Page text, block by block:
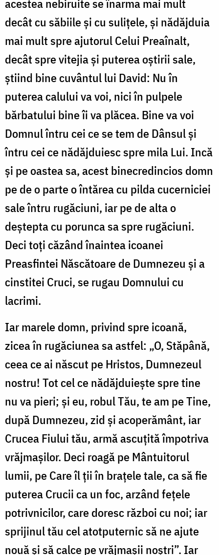
acestea nebiruite se înarma mai mult
decât cu săbiile și cu sulițele, și nădăjduia
mai mult spre ajutorul Celui Preaînalt,
decât spre vitejia și puterea oștirii sale,
știind bine cuvântul lui David: Nu în
puterea calului va voi, nici în pulpele
bărbatului bine îi va plăcea. Bine va voi
Domnul întru cei ce se tem de Dânsul și
întru cei ce nădăjduiesc spre mila Lui. Incă
și pe oastea sa, acest binecredincios domn
pe de o parte o întărea cu pilda cucerniciei
sale întru rugăciuni, iar pe de alta o
deștepta cu porunca sa spre rugăciuni.
Deci toți căzând înaintea icoanei
Preasfintei Născătoare de Dumnezeu și a
cinstitei Cruci, se rugau Domnului cu
lacrimi.
Iar marele domn, privind spre icoană,
zicea în rugăciunea sa astfel: „O, Stăpână,
ceea ce ai născut pe Hristos, Dumnezeul
nostru! Tot cel ce nădăjduiește spre tine
nu va pieri; și eu, robul Tău, te am pe Tine,
după Dumnezeu, zid și acoperământ, iar
Crucea Fiului tău, armă ascuțită împotriva
vrăjmașilor. Deci roagă pe Mântuitorul
lumii, pe Care îl ții în brațele tale, ca să fie
puterea Crucii ca un foc, arzând fețele
potrivnicilor, care doresc război cu noi; iar
sprijinul tău cel atotputernic să ne ajute
nouă și să calce pe vrăjmașii noștri”. Iar